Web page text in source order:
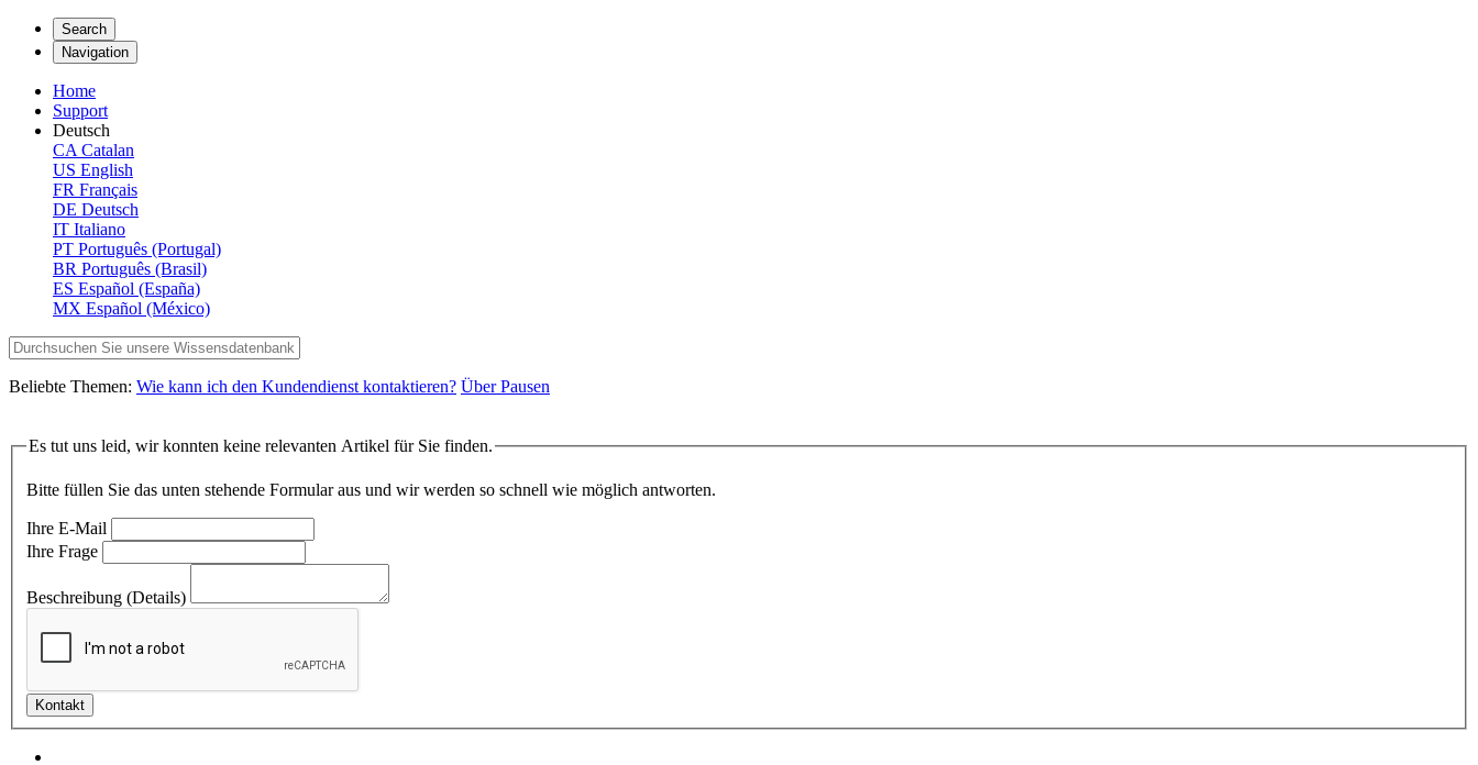
Search
Navigation
Home
Support
Deutsch
CA Catalan
US English
FR Français
DE Deutsch
IT Italiano
PT Português (Portugal)
BR Português (Brasil)
ES Español (España)
MX Español (México)
Beliebte Themen: Wie kann ich den Kundendienst kontaktieren? Über Pausen
Es tut uns leid, wir konnten keine relevanten Artikel für Sie finden.
Bitte füllen Sie das unten stehende Formular aus und wir werden so schnell wie möglich antworten.
Ihre E-Mail
Ihre Frage
Beschreibung (Details)